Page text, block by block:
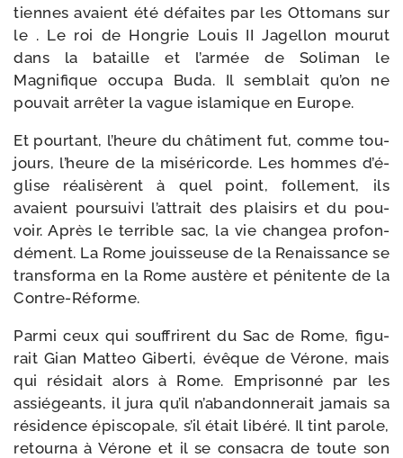
tiennes avaient été défaites par les Ottomans sur
le . Le roi de Hongrie Louis II Jagellon mou­rut
dans la bataille et l’ar­mée de Soliman le
Magnifique occu­pa Buda. Il sem­blait qu’on ne
pou­vait arrê­ter la vague isla­mique en Europe.
Et pour­tant, l’heure du châ­ti­ment fut, comme tou­
jours, l’heure de la misé­ri­corde. Les hommes d’é­
glise réa­li­sèrent à quel point, fol­le­ment, ils
avaient pour­sui­vi l’at­trait des plai­sirs et du pou­
voir. Après le ter­rible sac, la vie chan­gea pro­fon­
dé­ment. La Rome jouis­seuse de la Renaissance se
trans­for­ma en la Rome aus­tère et péni­tente de la
Contre-Réforme.
Parmi ceux qui souf­frirent du Sac de Rome, figu­
rait Gian Matteo Giberti, évêque de Vérone, mais
qui rési­dait alors à Rome. Emprisonné par les
assié­geants, il jura qu’il n’a­ban­don­ne­rait jamais sa
rési­dence épis­co­pale, s’il était libé­ré. Il tint parole,
retour­na à Vérone et il se consa­cra de toute son